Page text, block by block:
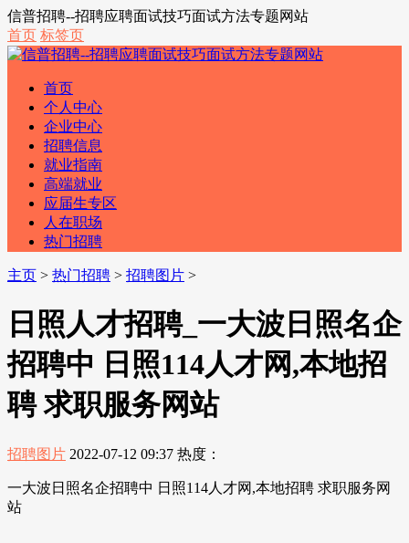
信普招聘--招聘应聘面试技巧面试方法专题网站
首页 标签页
首页
个人中心
企业中心
招聘信息
就业指南
高端就业
应届生专区
人在职场
热门招聘
主页 > 热门招聘 > 招聘图片 >
日照人才招聘_一大波日照名企
招聘中 日照114人才网,本地招
聘 求职服务网站
招聘图片 2022-07-12 09:37 热度：
一大波日照名企招聘中 日照114人才网,本地招聘 求职服务网
站